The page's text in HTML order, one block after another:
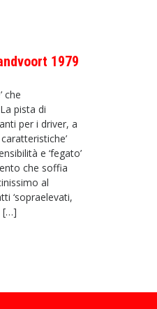
1979
che
pista di
per i driver, a
e ‘fegato’
che soffia
al
‘sopraelevati,
[…]